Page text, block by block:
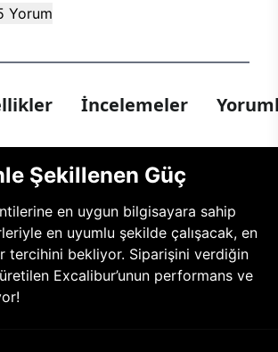
Yorum
İncelemeler
Şekillenen Güç
en uygun bilgisayara sahip
en uyumlu şekilde çalışacak, en
tercihini bekliyor. Siparişini verdiğin
Excalibur’unun performans ve